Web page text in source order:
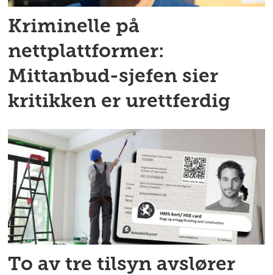
Kriminelle på
nettplattformer:
Mittanbud-sjefen sier
kritikken er urettferdig
To av tre tilsyn avslører